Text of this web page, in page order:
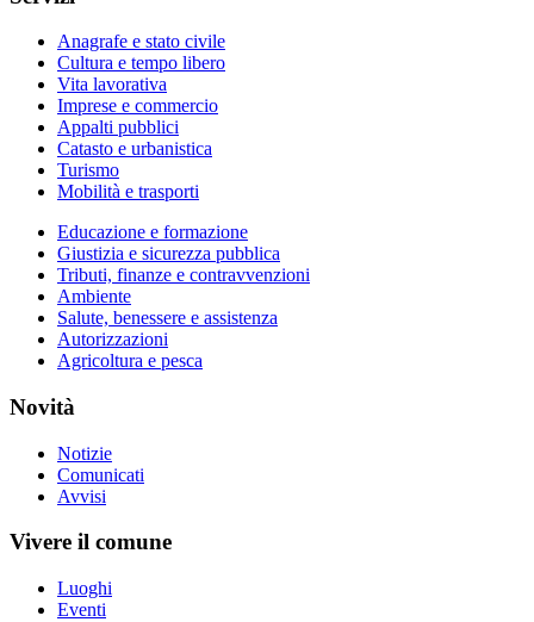
Anagrafe e stato civile
Cultura e tempo libero
Vita lavorativa
Imprese e commercio
Appalti pubblici
Catasto e urbanistica
Turismo
Mobilità e trasporti
Educazione e formazione
Giustizia e sicurezza pubblica
Tributi, finanze e contravvenzioni
Ambiente
Salute, benessere e assistenza
Autorizzazioni
Agricoltura e pesca
Novità
Notizie
Comunicati
Avvisi
Vivere il comune
Luoghi
Eventi